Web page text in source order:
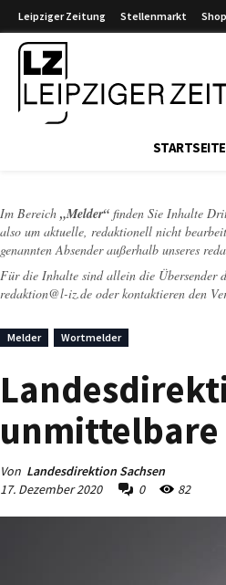
Leipziger Zeitung Stellenmarkt Shop
STARTSEITE
Im Bereich „Melder“ finden Sie Inhalte
also um aktuelle, redaktionell nicht
genannten Absender außerhalb unseres
Für die Inhalte sind allein die Übersender
redaktion@l-iz.de oder kontaktieren den
Melder Wortmelder
unmittelbare
Von Landesdirektion Sachsen
17. Dezember 2020
0 82